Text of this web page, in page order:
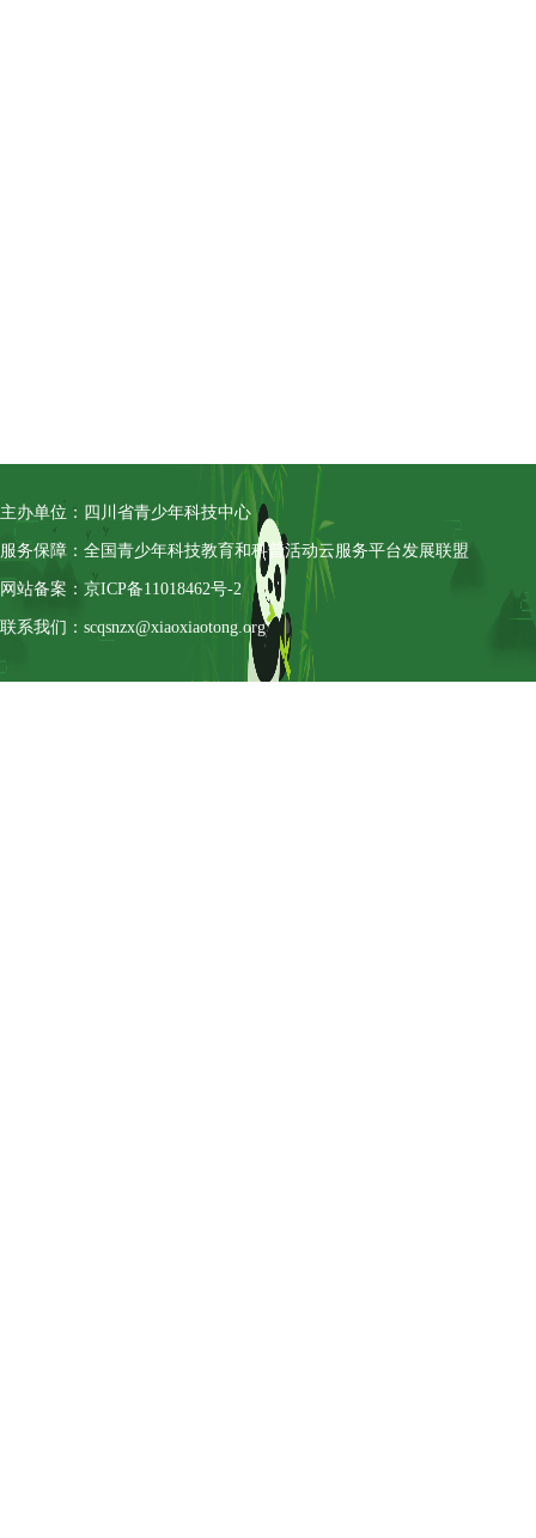
主办单位：四川省青少年科技中心
服务保障：全国青少年科技教育和科普活动云服务平台发展联盟
网站备案：京ICP备11018462号-2
联系我们：scqsnzx@xiaoxiaotong.org